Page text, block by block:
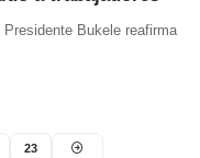
Bukele reafirma
23